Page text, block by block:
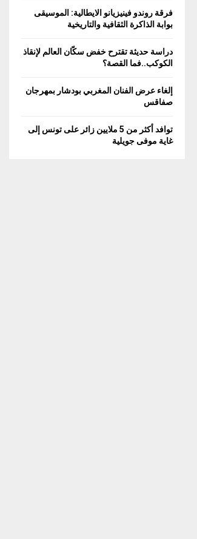
فرقة روندو فينيزيانو الايطالية: الموسيقى
بوابة الذاكرة الثقافية والتاريخية
دراسة حديثة تقترح خفض سكّان العالم لإنقاذ
الكوكب..فما القصة؟
إلغاء عرض الفنان المغربي بودشار بمهرجان
صفاقس
توافد أكثر من 5 ملايين زائر على تونس إلى
غاية موفى جويلية